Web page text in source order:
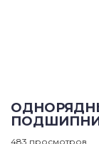
483 просмотров